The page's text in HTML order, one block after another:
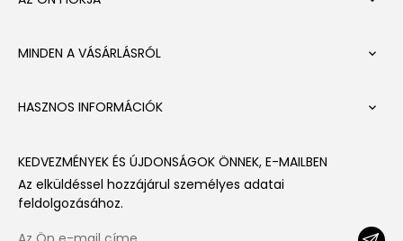
MINDEN A VÁSÁRLÁSRÓL 
HASZNOS INFORMÁCIÓK 
KEDVEZMÉNYEK ÉS ÚJDONSÁGOK ÖNNEK, E-MAILBEN
Az elküldéssel hozzájárul személyes adatai
feldolgozásához.